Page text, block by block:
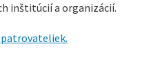
inštitúcií a organizácií.